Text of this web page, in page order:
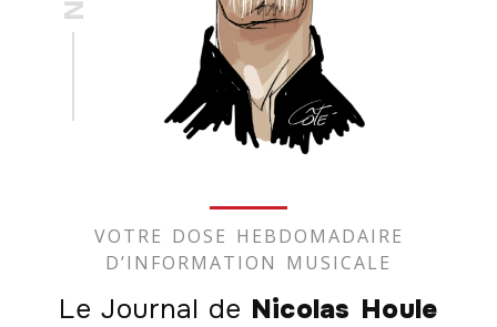
VOTRE DOSE HEBDOMADAIRE
D’INFORMATION MUSICALE
Le Journal de Nicolas Houle